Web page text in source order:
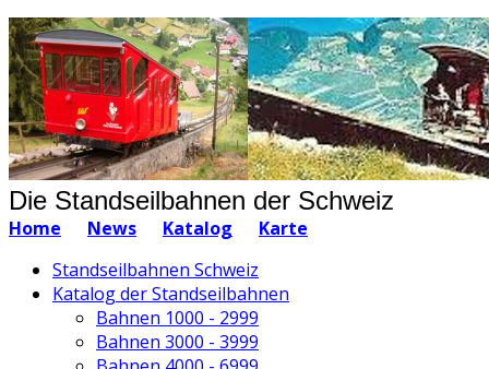
Die Standseilbahnen der Schweiz
Home News Katalog
Karte
Standseilbahnen Schweiz
Katalog der Standseilbahnen
Bahnen 1000 - 2999
Bahnen 3000 - 3999